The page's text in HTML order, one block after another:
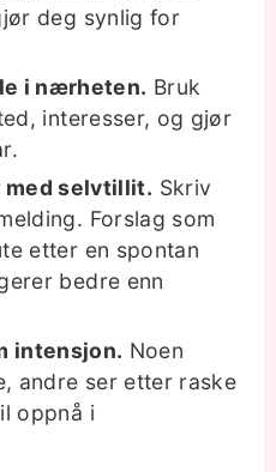
deg synlig for
i nærheten. Bruk
interesser, og gjør
med selvtillit. Skriv
Forslag som
etter en spontan
bedre enn
intensjon. Noen
andre ser etter raske
oppnå i